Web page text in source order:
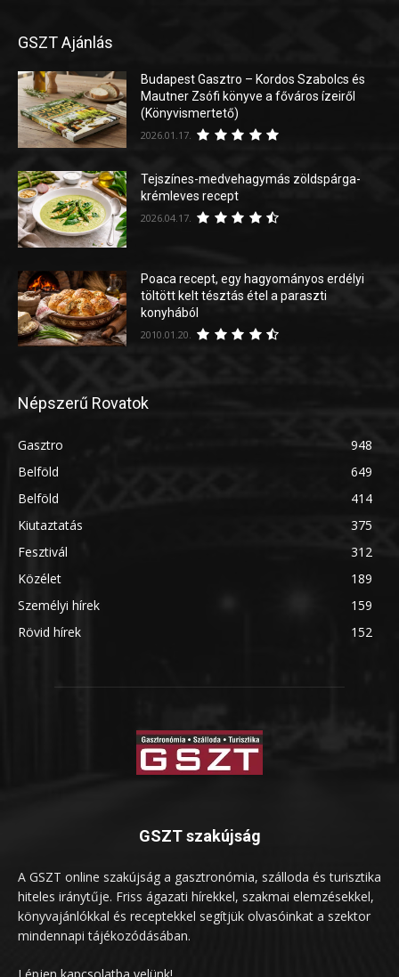
GSZT Ajánlás
Budapest Gasztro – Kordos Szabolcs és
Mautner Zsófi könyve a főváros ízeiről
(Könyvismertető)
2026.01.17.
Tejszínes-medvehagymás zöldspárga-
krémleves recept
2026.04.17.
Poaca recept, egy hagyományos erdélyi
töltött kelt tésztás étel a paraszti
konyhából
2010.01.20.
Népszerű Rovatok
Gasztro
948
Belföld
649
Belföld
414
Kiutaztatás
375
Fesztivál
312
Közélet
189
Személyi hírek
159
Rövid hírek
152
GSZT szakújság
A GSZT online szakújság a gasztronómia, szálloda és turisztika
hiteles iránytűje. Friss ágazati hírekkel, szakmai elemzésekkel,
könyvajánlókkal és receptekkel segítjük olvasóinkat a szektor
mindennapi tájékozódásában.